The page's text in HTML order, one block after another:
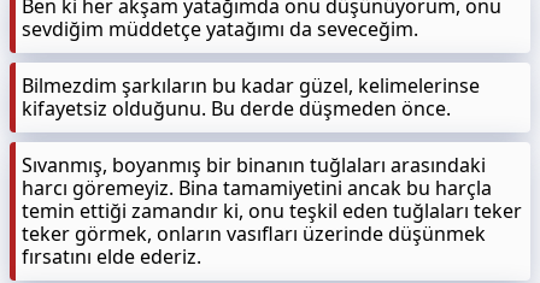
Ben ki her akşam yatağımda onu düşünüyorum, onu
sevdiğim müddetçe yatağımı da seveceğim.
Bilmezdim şarkıların bu kadar güzel, kelimelerinse
kifayetsiz olduğunu. Bu derde düşmeden önce.
Sıvanmış, boyanmış bir binanın tuğlaları arasındaki
harcı göremeyiz. Bina tamamiyetini ancak bu harçla
temin ettiği zamandır ki, onu teşkil eden tuğlaları teker
teker görmek, onların vasıfları üzerinde düşünmek
fırsatını elde ederiz.